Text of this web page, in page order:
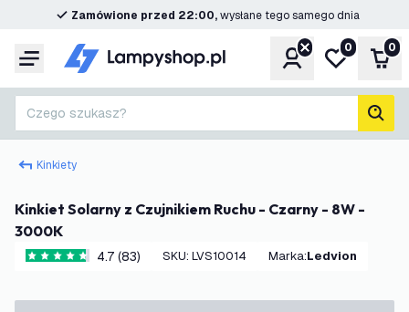
Zamówione przed 22:00,wysłane tego samego dnia
Menu KontoMoja lista
0 0
Czego szukasz?
Kinkiety
Kinkiet Solarny z Czujnikiem Ruchu - Czarny - 8W -
3000K
4.7 Gwiazdki oceny
4.7 (83) SKU: LVS10014 Marka: Ledvion